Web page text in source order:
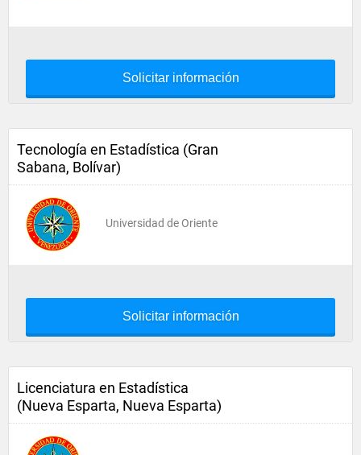
Solicitar información
Tecnología en Estadística (Gran
Sabana, Bolívar)
Universidad de Oriente
Solicitar información
Licenciatura en Estadística
(Nueva Esparta, Nueva Esparta)